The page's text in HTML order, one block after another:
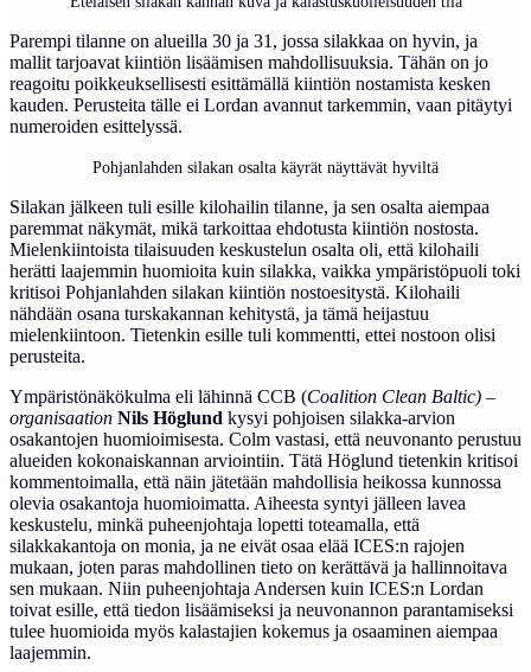
Parempi tilanne on alueilla 30 ja 31, jossa silakkaa on hyvin, ja
mallit tarjoavat kiintiön lisäämisen mahdollisuuksia. Tähän on jo
reagoitu poikkeuksellisesti esittämällä kiintiön nostamista kesken
kauden. Perusteita tälle ei Lordan avannut tarkemmin, vaan pitäytyi
numeroiden esittelyssä.
Pohjanlahden silakan osalta käyrät näyttävät hyviltä
Silakan jälkeen tuli esille kilohailin tilanne, ja sen osalta aiempaa
paremmat näkymät, mikä tarkoittaa ehdotusta kiintiön nostosta.
Mielenkiintoista tilaisuuden keskustelun osalta oli, että kilohaili
herätti laajemmin huomioita kuin silakka, vaikka ympäristöpuoli toki
kritisoi Pohjanlahden silakan kiintiön nostoesitystä. Kilohaili
nähdään osana turskakannan kehitystä, ja tämä heijastuu
mielenkiintoon. Tietenkin esille tuli kommentti, ettei nostoon olisi
perusteita.
Ympäristönäkökulma eli lähinnä CCB (Coalition Clean Baltic) –
organisaation Nils Höglund kysyi pohjoisen silakka-arvion
osakantojen huomioimisesta. Colm vastasi, että neuvonanto perustuu
alueiden kokonaiskannan arviointiin. Tätä Höglund tietenkin kritisoi
kommentoimalla, että näin jätetään mahdollisia heikossa kunnossa
olevia osakantoja huomioimatta. Aiheesta syntyi jälleen lavea
keskustelu, minkä puheenjohtaja lopetti toteamalla, että
silakkakantoja on monia, ja ne eivät osaa elää ICES:n rajojen
mukaan, joten paras mahdollinen tieto on kerättävä ja hallinnoitava
sen mukaan. Niin puheenjohtaja Andersen kuin ICES:n Lordan
toivat esille, että tiedon lisäämiseksi ja neuvonannon parantamiseksi
tulee huomioida myös kalastajien kokemus ja osaaminen aiempaa
laajemmin.